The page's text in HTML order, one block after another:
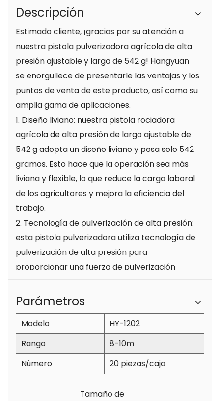
Descripción
Estimado cliente, ¡gracias por su atención a
nuestra pistola pulverizadora agrícola de alta
presión ajustable y larga de 542 g! Hangyuan
se enorgullece de presentarle las ventajas y los
puntos de venta de este producto, así como su
amplia gama de aplicaciones.
1. Diseño liviano: nuestra pistola rociadora
agrícola de alta presión de largo ajustable de
542 g adopta un diseño liviano y pesa solo 542
gramos. Esto hace que la operación sea más
liviana y flexible, lo que reduce la carga laboral
de los agricultores y mejora la eficiencia del
trabajo.
2. Tecnología de pulverización de alta presión:
esta pistola pulverizadora utiliza tecnología de
pulverización de alta presión para
proporcionar una fuerza de pulverización
fumigación a alta presión puede garantizar una
mejor penetración de pesticidas y fertilizantes
en las hojas y el suelo de los cultivos, mejorando
el efecto de la fumigación y la tasa de
crecimiento de los cultivos. Al mismo tiempo,
también reduce el desperdicio de pesticidas y
fertilizantes químicos y reduce la
Parámetros
Modelo
HY-1202
Rango
8-10m
Número
20 piezas/caja
Tamaño de